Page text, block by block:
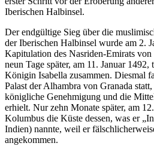
Iberischen Halbinsel.
Der endgültige Sieg über die
der Iberischen Halbinsel wurde am 2.
Kapitulation des Nasriden-Emirats von
neun Tage später, am 11. Januar
Königin Isabella zusammen. Diesmal
Palast der Alhambra von Granada
königliche Genehmigung und die
erhielt. Nur zehn Monate später, am
Kolumbus die Küste dessen, was er
Indien) nannte, weil er
angekommen.